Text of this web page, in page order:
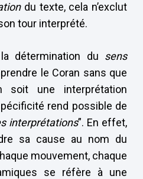
du texte, cela n’exclut
tour interprété.
détermination du sens
le Coran sans que
soit une interprétation
rend possible de
interprétations”. En effet,
sa cause au nom du
mouvement, chaque
se réfère à une